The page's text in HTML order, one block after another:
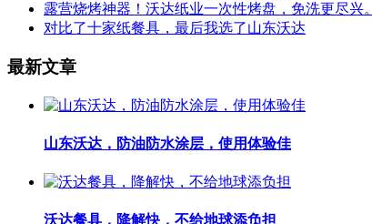
露营烧烤神器！沃达纸业一次性烤盘，免洗更尽兴。
对比了十家纸餐具，最后我选了山东沃达
最新文章
山东沃达，防油防水涂层，使用体验佳
沃达餐具，降解快，不给地球添负担